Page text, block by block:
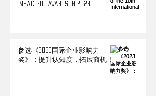
Impactful Awards in 2023!
参选《2023国际企业影响力
奖》：提升认知度，拓展商机！